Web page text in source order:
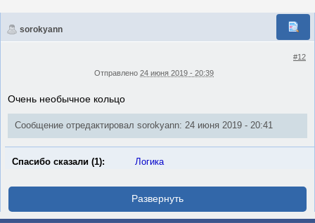
sorokyann
#12
Отправлено 24 июня 2019 - 20:39
Очень необычное кольцо
Сообщение отредактировал sorokyann: 24 июня 2019 - 20:41
Спасибо сказали (1): Логика